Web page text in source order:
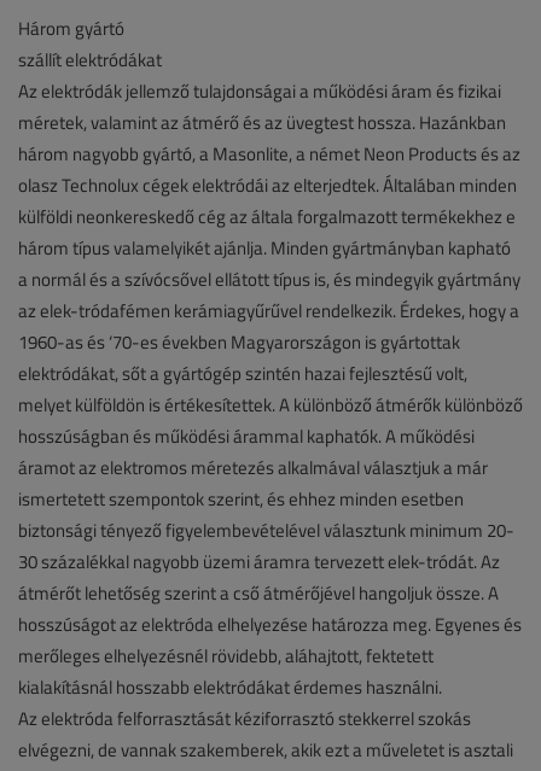
Három gyártó
szállít elektródákat
Az elektródák jellemző tulajdonságai a működési áram és fizikai
méretek, valamint az átmérő és az üvegtest hossza. Hazánkban
három nagyobb gyártó, a Masonlite, a német Neon Products és az
olasz Technolux cégek elektródái az elterjedtek. Általában minden
külföldi neonkereskedő cég az általa forgalmazott termékekhez e
három típus valamelyikét ajánlja. Minden gyártmányban kapható
a normál és a szívócsővel ellátott típus is, és mindegyik gyártmány
az elek-tródafémen kerámiagyűrűvel rendelkezik. Érdekes, hogy a
1960-as és ‘70-es években Magyarországon is gyártottak
elektródákat, sőt a gyártógép szintén hazai fejlesztésű volt,
melyet külföldön is értékesítettek. A különböző átmérők különböző
hosszúságban és működési árammal kaphatók. A működési
áramot az elektromos méretezés alkalmával választjuk a már
ismertetett szempontok szerint, és ehhez minden esetben
biztonsági tényező figyelembevételével választunk minimum 20-
30 százalékkal nagyobb üzemi áramra tervezett elek-tródát. Az
átmérőt lehetőség szerint a cső átmérőjével hangoljuk össze. A
hosszúságot az elektróda elhelyezése határozza meg. Egyenes és
merőleges elhelyezésnél rövidebb, aláhajtott, fektetett
kialakításnál hosszabb elektródákat érdemes használni.
Az elektróda felforrasztását kéziforrasztó stekkerrel szokás
elvégezni, de vannak szakemberek, akik ezt a műveletet is asztali